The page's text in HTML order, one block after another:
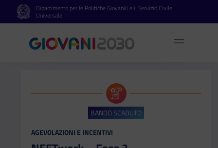
Vai al contenuto principale
Vai al footerDipartimento per le Politiche Giovanili e il Servizio Civile
Universale
Apri
BANDO SCADUTO
CATEGORIA:
AGEVOLAZIONI E INCENTIVI